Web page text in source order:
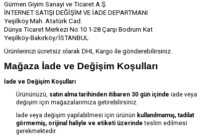
Gürmen Giyim Sanayi ve Ticaret A.Ş.
İNTERNET SATIŞI DEĞİŞİM VE İADE DEPARTMANI
Yeşilköy Mah. Atatürk Cad.
Dünya Ticaret Merkezi No:10 1-28 Çarşı Bodrum Kat
Yeşilköy-Bakırköy/İSTANBUL
Ürünlerinizi ücretsiz olarak DHL Kargo ile gönderebilirsiniz.
Mağaza İade ve Değişim Koşulları
İade ve Değişim Koşulları
Ürününüzü, satın alma tarihinden itibaren 30 gün içinde iade veya
değişim için mağazalarımıza getirebilirsiniz.
İade veya değişim yapılabilmesi için ürünün kullanılmamış, tadilat
görmemiş, orijinal haliyle ve etiketi üzerinde teslim edilmesi
gerekmektedir.